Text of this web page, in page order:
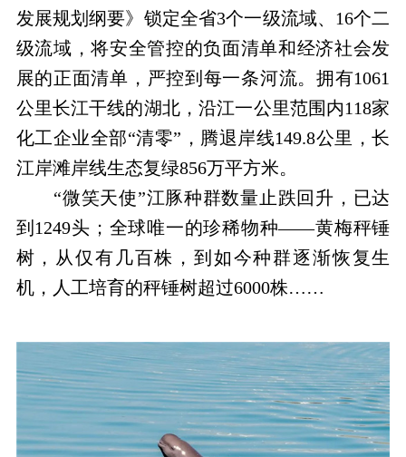
发展规划纲要》锁定全省3个一级流域、16个二
级流域，将安全管控的负面清单和经济社会发
展的正面清单，严控到每一条河流。拥有1061
公里长江干线的湖北，沿江一公里范围内118家
化工企业全部“清零”，腾退岸线149.8公里，长
江岸滩岸线生态复绿856万平方米。
“微笑天使”江豚种群数量止跌回升，已达
到1249头；全球唯一的珍稀物种——黄梅秤锤
树，从仅有几百株，到如今种群逐渐恢复生
机，人工培育的秤锤树超过6000株……